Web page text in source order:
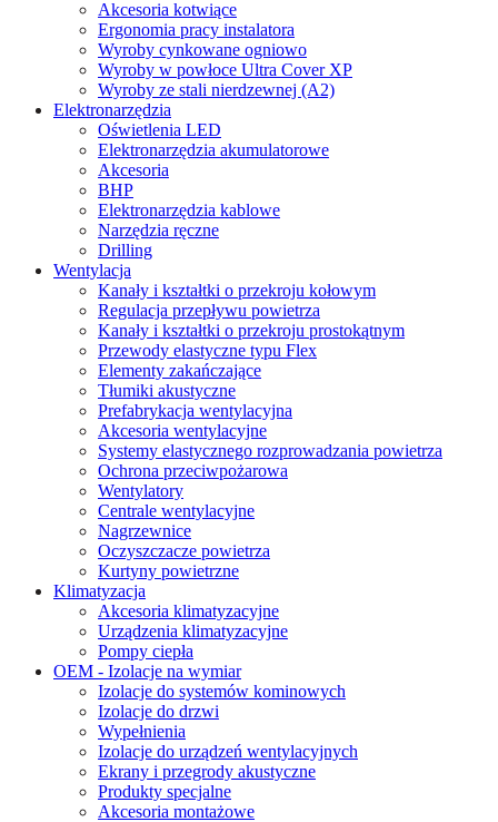
Akcesoria kotwiące
Ergonomia pracy instalatora
Wyroby cynkowane ogniowo
Wyroby w powłoce Ultra Cover XP
Wyroby ze stali nierdzewnej (A2)
Elektronarzędzia
Oświetlenia LED
Elektronarzędzia akumulatorowe
Akcesoria
BHP
Elektronarzędzia kablowe
Narzędzia ręczne
Drilling
Wentylacja
Kanały i kształtki o przekroju kołowym
Regulacja przepływu powietrza
Kanały i kształtki o przekroju prostokątnym
Przewody elastyczne typu Flex
Elementy zakańczające
Tłumiki akustyczne
Prefabrykacja wentylacyjna
Akcesoria wentylacyjne
Systemy elastycznego rozprowadzania powietrza
Ochrona przeciwpożarowa
Wentylatory
Centrale wentylacyjne
Nagrzewnice
Oczyszczacze powietrza
Kurtyny powietrzne
Klimatyzacja
Akcesoria klimatyzacyjne
Urządzenia klimatyzacyjne
Pompy ciepła
OEM - Izolacje na wymiar
Izolacje do systemów kominowych
Izolacje do drzwi
Wypełnienia
Izolacje do urządzeń wentylacyjnych
Ekrany i przegrody akustyczne
Produkty specjalne
Akcesoria montażowe